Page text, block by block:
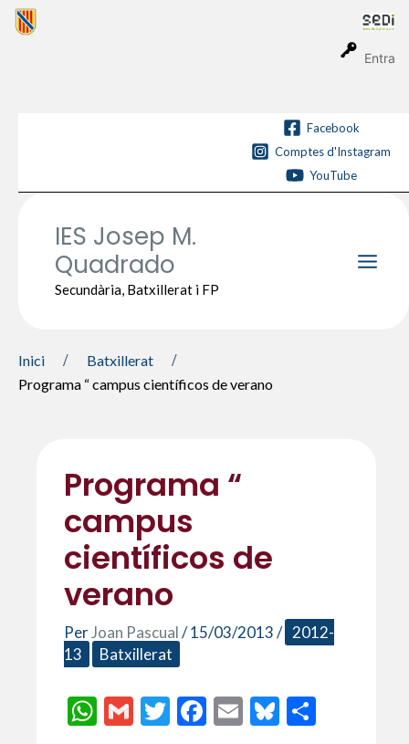
Entra
Vés
Facebook
Comptes d'Instagram
YouTube
IES Josep M.
Quadrado
Secundària, Batxillerat i FP
Inici
Batxillerat
Programa “ campus científicos de verano
Programa “
campus
científicos de
verano
PerJoan Pascual/15/03/2013/ 2012-
13
Batxillerat
W G
T
F
E
Bl